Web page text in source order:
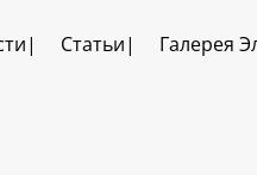
Статьи Галерея